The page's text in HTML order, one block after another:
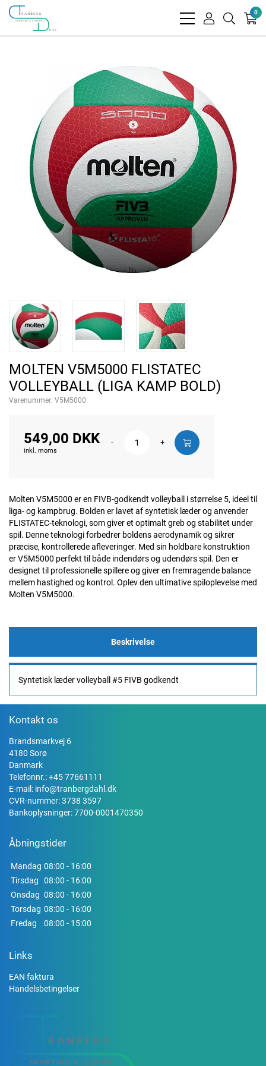
bars
user
search
0
MOLTEN V5M5000 FLISTATEC
VOLLEYBALL (LIGA KAMP BOLD)
Varenummer: V5M5000
549,00 DKK
inkl. moms
- +
Molten V5M5000 er en FIVB-godkendt volleyball i størrelse 5, ideel til
liga- og kampbrug. Bolden er lavet af syntetisk læder og anvender
FLISTATEC-teknologi, som giver et optimalt greb og stabilitet under
spil. Denne teknologi forbedrer boldens aerodynamik og sikrer
præcise, kontrollerede afleveringer. Med sin holdbare konstruktion
er V5M5000 perfekt til både indendørs og udendørs spil. Den er
designet til professionelle spillere og giver en fremragende balance
mellem hastighed og kontrol. Oplev den ultimative spiloplevelse med
Molten V5M5000.
Beskrivelse
Syntetisk læder volleyball #5 FIVB godkendt
Kontakt os
Brandsmarkvej 6
4180 Sorø
Danmark
Telefonnr.:+45 77661111
E-mail: info@tranbergdahl.dk
CVR-nummer: 3738 3597
Bankoplysninger: 7700-0001470350
Åbningstider
Mandag 08:00 - 16:00
Tirsdag
08:00 - 16:00
Onsdag 08:00 - 16:00
Torsdag 08:00 - 16:00
Fredag
08:00 - 15:00
Links
EAN faktura
Handelsbetingelser